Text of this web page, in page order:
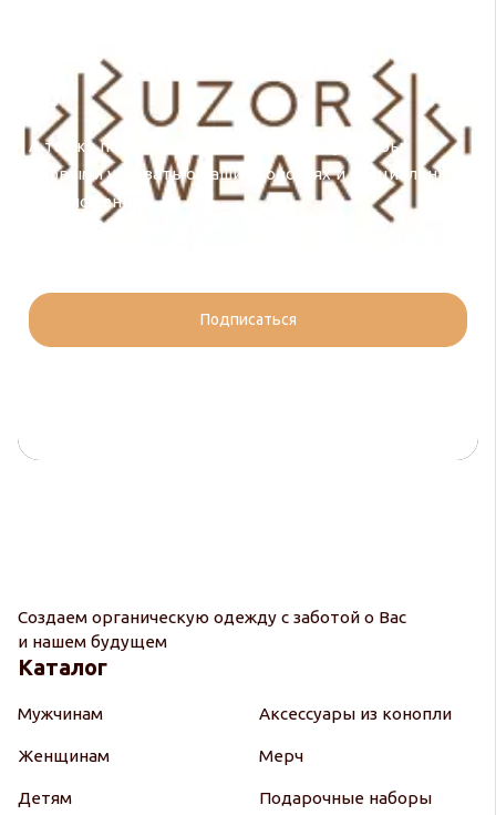
А также подписывайтесь на рассылку, чтобы
первыми узнавать о наших новостях и специальных
предложениях.
Подписаться
Создаем органическую одежду с заботой о Вас
и нашем будущем
Каталог
Мужчинам
Женщинам
Детям
Аксессуары из конопли
Мерч
Подарочные наборы